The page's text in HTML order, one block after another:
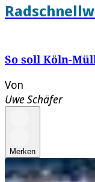
So soll Köln-
Von
Uwe Schäfer
Merken